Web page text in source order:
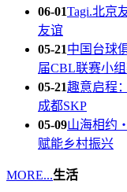
06-01Tagi.北京
友谊
05-21中国台球
届CBL联赛小
05-21趣意启程
成都SKP
05-09山海相约
赋能乡村振兴
MORE...生活